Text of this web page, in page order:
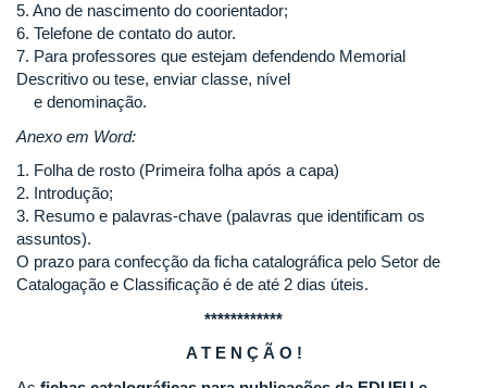
5. Ano de nascimento do coorientador;
6. Telefone de contato do autor.
7. Para professores que estejam defendendo Memorial
Descritivo ou tese, enviar classe, nível
e denominação.
Anexo em Word:
1. Folha de rosto (Primeira folha após a capa)
2. Introdução;
3. Resumo e palavras-chave (palavras que identificam os
assuntos).
O prazo para confecção da ficha catalográfica pelo Setor de
Catalogação e Classificação é de até 2 dias úteis.
************
A T E N Ç Ã O !